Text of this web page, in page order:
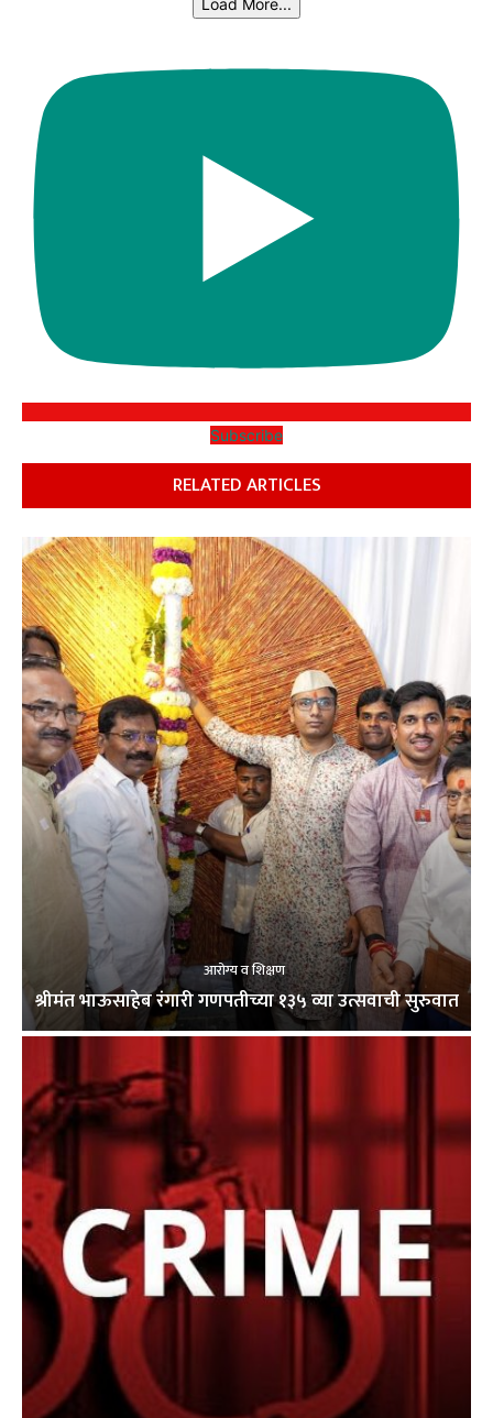
Load More...
Subscribe
RELATED ARTICLES
आरोग्य व शिक्षण
श्रीमंत भाऊसाहेब रंगारी गणपतीच्या १३५ व्या उत्सवाची सुरुवात